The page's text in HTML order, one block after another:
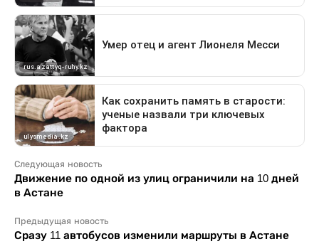
Следующая новость
Движение по одной из улиц ограничили на 10 дней
в Астане
Предыдущая новость
Сразу 11 автобусов изменили маршруты в Астане